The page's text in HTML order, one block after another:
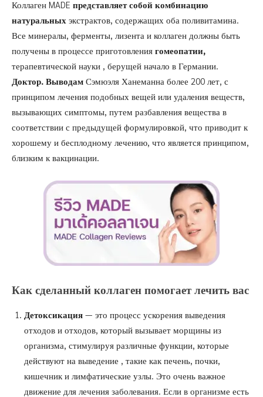
Коллаген MADE представляет собой комбинацию
натуральных экстрактов, содержащих оба поливитамина.
Все минералы, ферменты, лизента и коллаген должны быть
получены в процессе приготовления гомеопатии,
терапевтической науки
, берущей начало в Германии.
Доктор. Выводам Сэмюэля Ханеманна более 200 лет, с
принципом лечения подобных вещей или удаления веществ,
вызывающих симптомы, путем разбавления вещества в
соответствии с предыдущей формулировкой, что приводит к
хорошему и бесплодному лечению, что является принципом,
близким к вакцинации.
Как сделанный коллаген помогает лечить вас
Детоксикация — это процесс ускорения выведения
отходов и отходов, который вызывает морщины из
организма, стимулируя различные функции, которые
действуют на выведение
, такие как печень, почки,
кишечник и лимфатические узлы. Это очень важное
движение для лечения заболевания. Если в организме есть